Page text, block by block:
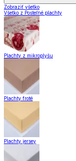
Zobraziť všetko
Všetko z Posteľné plachty
Plachty z mikroplyšu
Plachty froté
Plachty jersey